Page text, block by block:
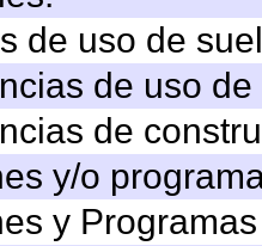
de uso de
de uso
de
y/o
y